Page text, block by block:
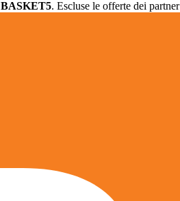
BASKET5. Escluse le offerte dei partner